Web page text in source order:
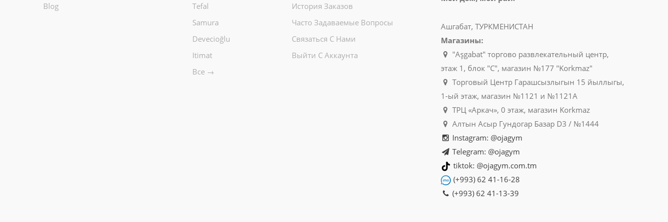
Blog
Tefal
Samura
Devecioğlu
Itimat
Все →
История Заказов
Часто Задаваемые Вопросы
Связаться С Нами
Выйти С Аккаунта
Ашгабат, ТУРКМЕНИСТАН
Магазины:
"Aşgabat" торгово развлекательный центр,
этаж 1, блок "C", магазин №177 "Korkmaz"
Торговый Центр Гарашсызлыгын 15 йыллыгы,
1-ый этаж, магазин №1121 и №1121A
ТРЦ «Аркач», 0 этаж, магазин Korkmaz
Алтын Асыр Гундогар Базар D3 / №1444
Instagram: @ojagym
Telegram: @ojagym
tiktok: @ojagym.com.tm
(+993) 62 41-16-28
(+993) 62 41-13-39